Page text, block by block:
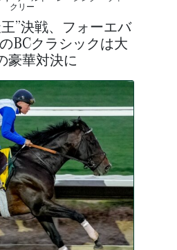
クリー
”決戦、フォーエバ
BCクラシックは大
豪華対決に